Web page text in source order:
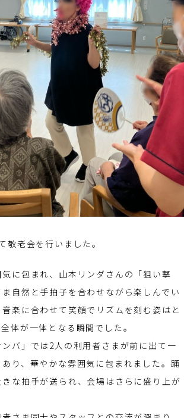
敬老会を行いました。
に包まれ、山本リンダさんの「狙い撃
自然と手拍子を合わせながら楽しんでい
楽に合わせて笑顔でリズムを刻む姿はと
体が一体となる瞬間でした。
バ」では2人の利用者さまが前に出て一
り、華やかな雰囲気に包まれました。踊
な拍手が送られ、会場はさらに盛り上が